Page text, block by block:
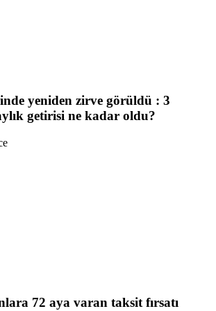
yeniden zirve görüldü : 3
getirisi ne kadar oldu?
72 aya varan taksit fırsatı